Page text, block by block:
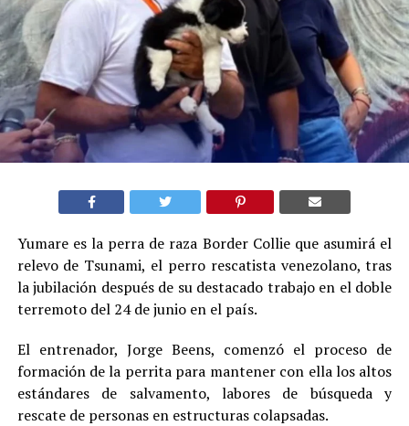
Yumare es la perra de raza Border Collie que asumirá el
relevo de Tsunami, el perro rescatista venezolano, tras
la jubilación después de su destacado trabajo en el doble
terremoto del 24 de junio en el país.
El entrenador, Jorge Beens, comenzó el proceso de
formación de la perrita para mantener con ella los altos
estándares de salvamento, labores de búsqueda y
rescate de personas en estructuras colapsadas.